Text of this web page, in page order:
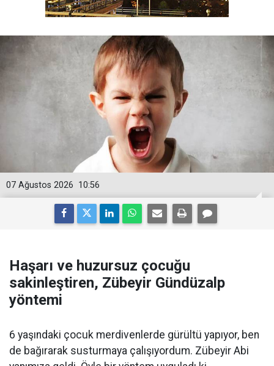
10:56
07 Ağustos 2026
Haşarı ve huzursuz çocuğu
sakinleştiren, Zübeyir Gündüzalp
yöntemi
6 yaşındaki çocuk merdivenlerde gürültü yapıyor, ben
de bağırarak susturmaya çalışıyordum. Zübeyir Abi